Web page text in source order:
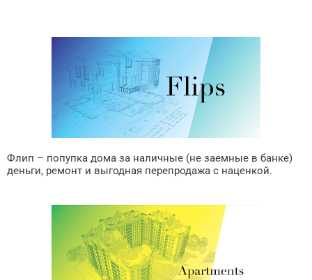
Флип – попупка дома за наличные (не заемные в банке)
деньги, ремонт и выгодная перепродажа с наценкой.